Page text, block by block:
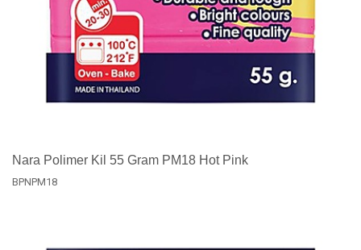
Nara Polimer Kil 55 Gram PM18 Hot Pink
BPNPM18